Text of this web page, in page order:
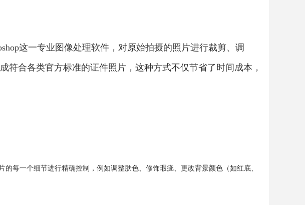
这一专业图像处理软件，对原始拍摄的照片进行裁剪、调
符合各类官方标准的证件照片，这种方式不仅节省了时间成本，
的每一个细节进行精确控制，例如调整肤色、修饰瑕疵、更改背景颜色（如红底、